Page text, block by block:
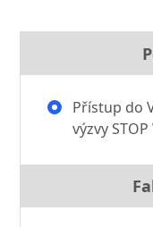
Přístup do
výzvy STOP